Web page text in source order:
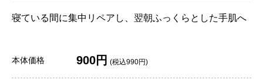
寝ている間に集中リペアし、翌朝ふっくらとした手肌へ
本体価格 900円 (税込990円)